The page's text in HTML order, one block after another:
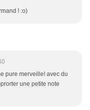
! :o)
pure merveille! avec du
une petite note